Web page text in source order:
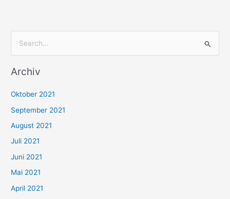
c
n
n
a
c
h
:
Archiv
Oktober 2021
September 2021
August 2021
Juli 2021
Juni 2021
Mai 2021
April 2021